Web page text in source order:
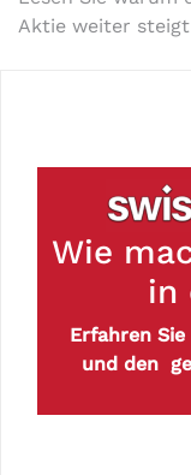
Aktie weiter steigt
Wie
in
Erfahren
und den